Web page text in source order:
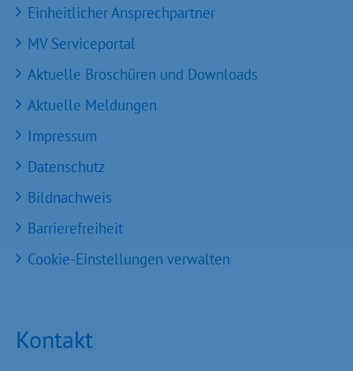
Einheitlicher Ansprechpartner
MV Serviceportal
Aktuelle Broschüren und Downloads
Aktuelle Meldungen
Impressum
Datenschutz
Bildnachweis
Barrierefreiheit
Cookie-Einstellungen verwalten
Kontakt